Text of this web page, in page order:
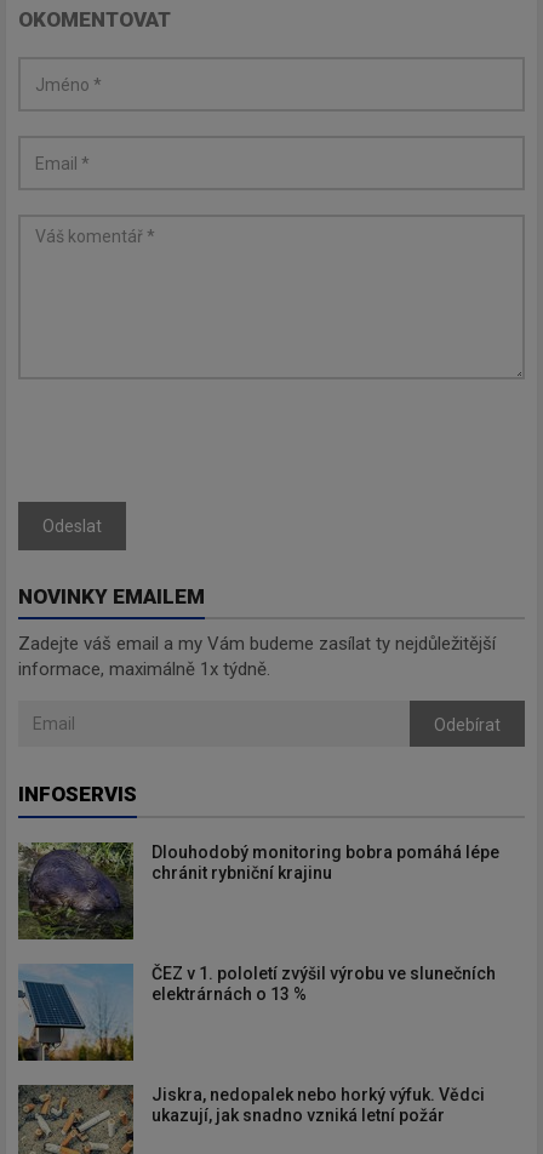
OKOMENTOVAT
Odeslat
NOVINKY EMAILEM
Zadejte váš email a my Vám budeme zasílat ty nejdůležitější
informace, maximálně 1x týdně.
Odebírat
INFOSERVIS
Dlouhodobý monitoring bobra pomáhá lépe
chránit rybniční krajinu
ČEZ v 1. pololetí zvýšil výrobu ve slunečních
elektrárnách o 13 %
Jiskra, nedopalek nebo horký výfuk. Vědci
ukazují, jak snadno vzniká letní požár